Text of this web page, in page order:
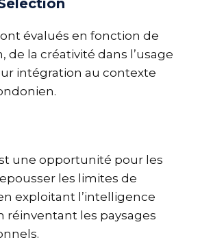
évalués en fonction de
de la créativité dans l’usage
intégration au contexte
une opportunité pour les
les limites de
exploitant l’intelligence
réinventant les paysages